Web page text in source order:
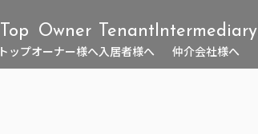
Top
トップ
Owner
オーナー様へ
Tenant
入居者様へ
Intermediary
仲介会社様へ